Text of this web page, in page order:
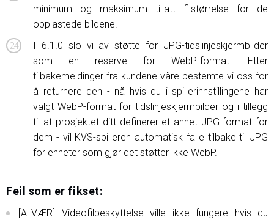
minimum og maksimum tillatt filstørrelse for de
opplastede bildene.
I 6.1.0 slo vi av støtte for JPG-tidslinjeskjermbilder
som en reserve for WebP-format. Etter
tilbakemeldinger fra kundene våre bestemte vi oss for
å returnere den - nå hvis du i spillerinnstillingene har
valgt WebP-format for tidslinjeskjermbilder og i tillegg
til at prosjektet ditt definerer et annet JPG-format for
dem - vil KVS-spilleren automatisk falle tilbake til JPG
for enheter som gjør det støtter ikke WebP.
Feil som er fikset:
[ALVÆR] Videofilbeskyttelse ville ikke fungere hvis du